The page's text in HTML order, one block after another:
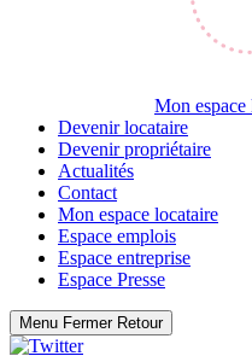
Mon espace
Devenir locataire
Devenir propriétaire
Actualités
Contact
Mon espace locataire
Espace emplois
Espace entreprise
Espace Presse
Menu Fermer Retour